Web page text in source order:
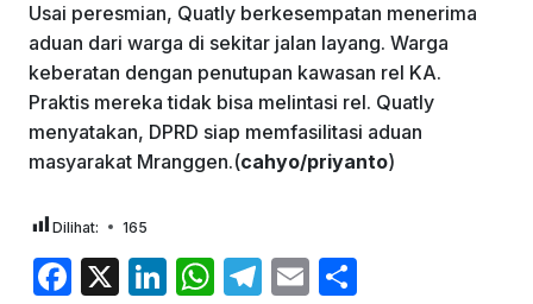
Usai peresmian, Quatly berkesempatan menerima
aduan dari warga di sekitar jalan layang. Warga
keberatan dengan penutupan kawasan rel KA.
Praktis mereka tidak bisa melintasi rel. Quatly
menyatakan, DPRD siap memfasilitasi aduan
masyarakat Mranggen.(cahyo/priyanto)
Dilihat: 165
F
X
Li W T
E